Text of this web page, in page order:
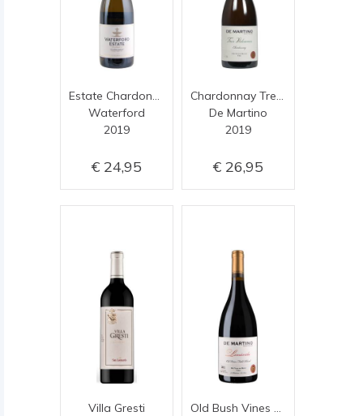
Waterford
2019
24,95
De Martino
2019
26,95
Villa Gresti